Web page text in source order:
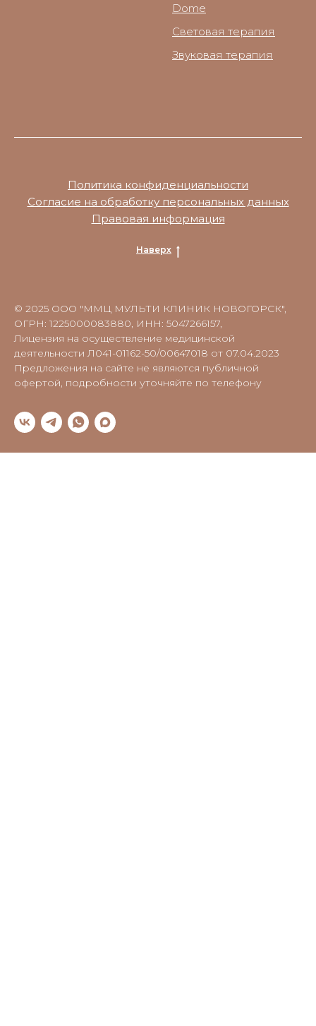
Dome
Световая терапия
Звуковая терапия
Политика конфиденциальности
Согласие на обработку персональных данных
Правовая информация
Наверх
© 2025 ООО "ММЦ МУЛЬТИ КЛИНИК НОВОГОРСК",
ОГРН: 1225000083880, ИНН: 5047266157,
Лицензия на осуществление медицинской
деятельности Л041-01162-50/00647018 от 07.04.2023
Предложения на сайте не являются публичной
офертой, подробности уточняйте по телефону